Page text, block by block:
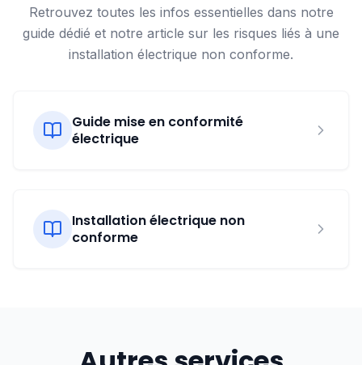
Remplacement du tableau électrique: 500 € -
1 000 €
Nombre de circuits à mettre aux normes
selon
la taille et les équipements
, particulièrement
Retrouvez toutes les infos essentielles dans notre
guide dédié et notre article sur les risques liés à une
installation électrique non conforme.
Guide mise en conformité
électrique
Installation électrique non
conforme